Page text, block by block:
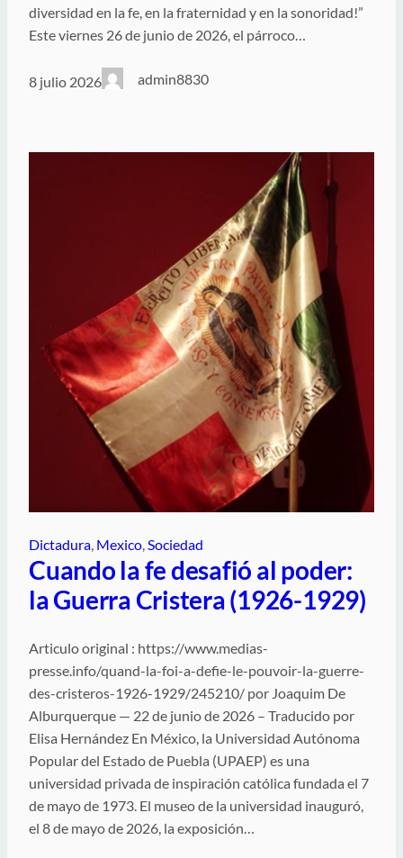
diversidad en la fe, en la fraternidad y en la sonoridad!”
Este viernes 26 de junio de 2026, el párroco…
8 julio 2026 admin8830
Dictadura Mexico Sociedad
Cuando la fe desafió al poder:
la Guerra Cristera (1926-1929)
Articulo original : https://www.medias-
presse.info/quand-la-foi-a-defie-le-pouvoir-la-guerre-
des-cristeros-1926-1929/245210/ por Joaquim De
Alburquerque — 22 de junio de 2026 – Traducido por
Elisa Hernández En México, la Universidad Autónoma
Popular del Estado de Puebla (UPAEP) es una
universidad privada de inspiración católica fundada el 7
de mayo de 1973. El museo de la universidad inauguró,
el ​​8 de mayo de 2026, la exposición…